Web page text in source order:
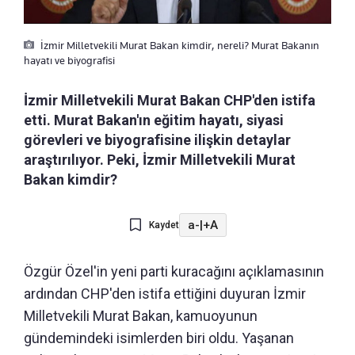
İzmir Milletvekili Murat Bakan kimdir, nereli? Murat Bakanın
hayatı ve biyografisi
İzmir Milletvekili Murat Bakan CHP'den istifa
etti. Murat Bakan'ın eğitim hayatı, siyasi
görevleri ve biyografisine ilişkin detaylar
araştırılıyor. Peki, İzmir Milletvekili Murat
Bakan kimdir?
Kaydet a-|+A
Özgür Özel'in yeni parti kuracağını açıklamasının
ardından CHP'den istifa ettiğini duyuran İzmir
Milletvekili Murat Bakan, kamuoyunun
gündemindeki isimlerden biri oldu. Yaşanan